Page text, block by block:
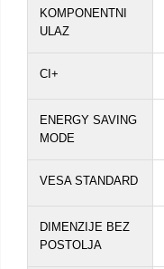
KOMPONENTNI
ULAZ
CI+
ENERGY SAVING
MODE
VESA STANDARD
DIMENZIJE BEZ
POSTOLJA